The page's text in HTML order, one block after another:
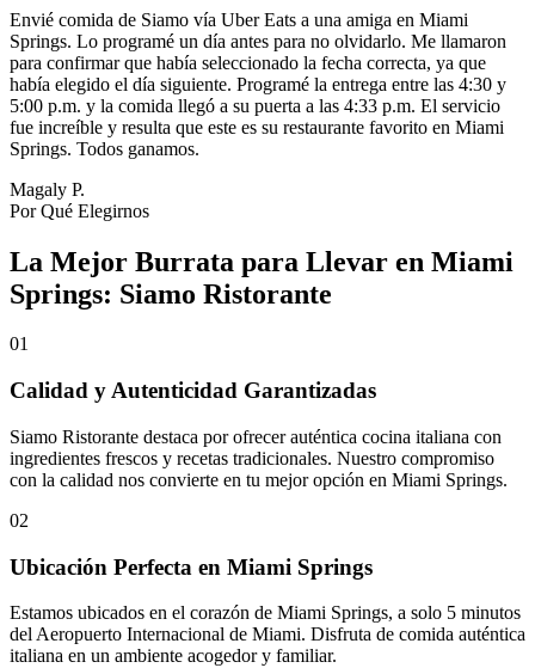
Envié comida de Siamo vía Uber Eats a una amiga en Miami
Springs. Lo programé un día antes para no olvidarlo. Me llamaron
para confirmar que había seleccionado la fecha correcta, ya que
había elegido el día siguiente. Programé la entrega entre las 4:30 y
5:00 p.m. y la comida llegó a su puerta a las 4:33 p.m. El servicio
fue increíble y resulta que este es su restaurante favorito en Miami
Springs. Todos ganamos.
Magaly P.
Por Qué Elegirnos
La Mejor Burrata para Llevar en Miami
Springs: Siamo Ristorante
01
Calidad y Autenticidad Garantizadas
Siamo Ristorante destaca por ofrecer auténtica cocina italiana con
ingredientes frescos y recetas tradicionales. Nuestro compromiso
con la calidad nos convierte en tu mejor opción en Miami Springs.
02
Ubicación Perfecta en Miami Springs
Estamos ubicados en el corazón de Miami Springs, a solo 5 minutos
del Aeropuerto Internacional de Miami. Disfruta de comida auténtica
italiana en un ambiente acogedor y familiar.